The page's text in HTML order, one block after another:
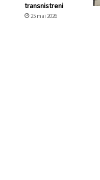
transnistreni
25 mai 2026